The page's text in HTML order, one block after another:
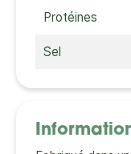
Protéines
Sel